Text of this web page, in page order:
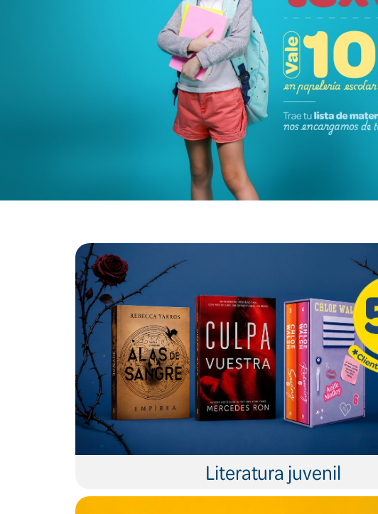
Literatura juvenil